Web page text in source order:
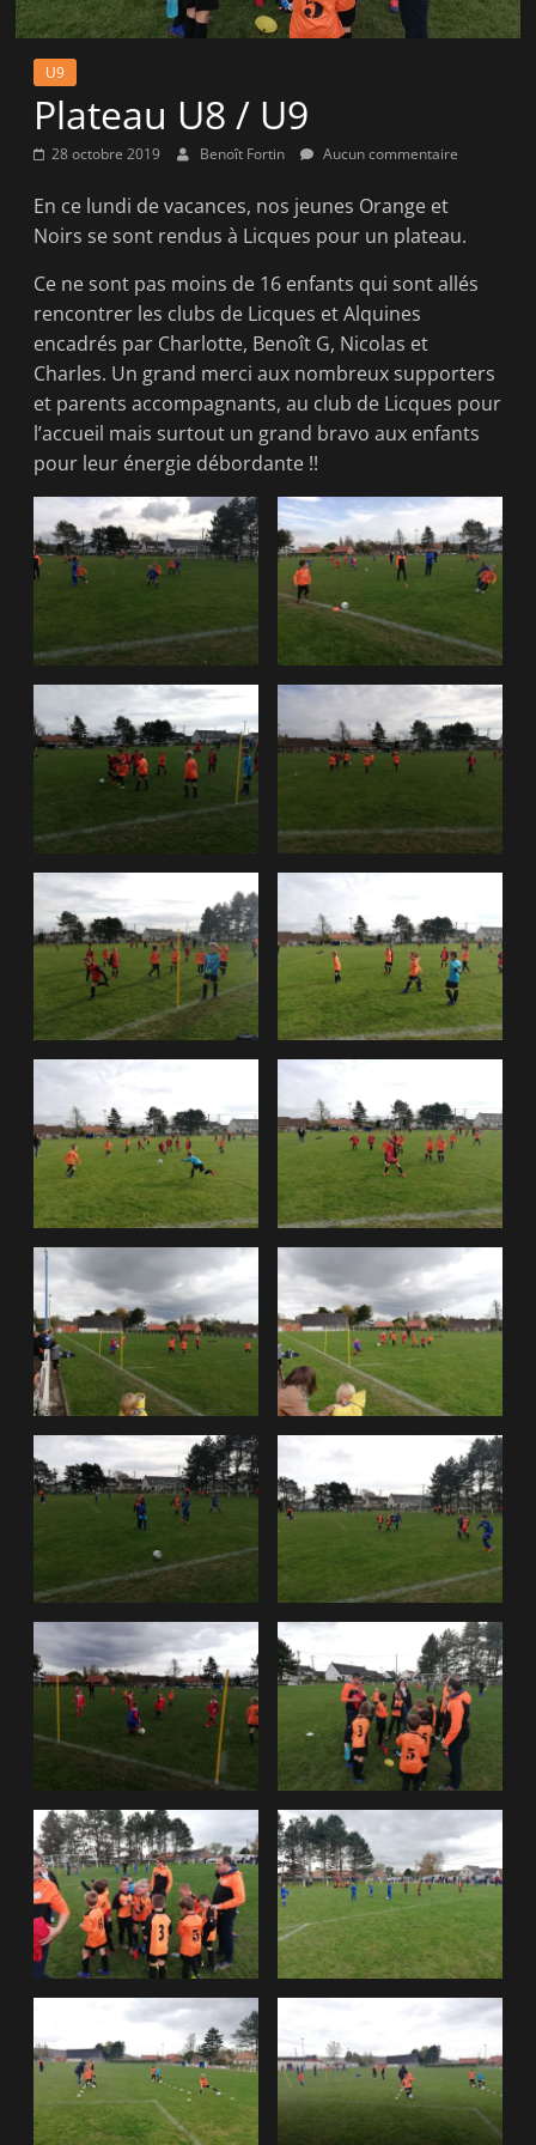
la
victoire
U9
Plateau U8 / U9
28 octobre 2019 Benoît Fortin Aucun commentaire
En ce lundi de vacances, nos jeunes Orange et
Noirs se sont rendus à Licques pour un plateau.
Ce ne sont pas moins de 16 enfants qui sont allés
rencontrer les clubs de Licques et Alquines
encadrés par Charlotte, Benoît G, Nicolas et
Charles. Un grand merci aux nombreux supporters
et parents accompagnants, au club de Licques pour
l’accueil mais surtout un grand bravo aux enfants
pour leur énergie débordante !!